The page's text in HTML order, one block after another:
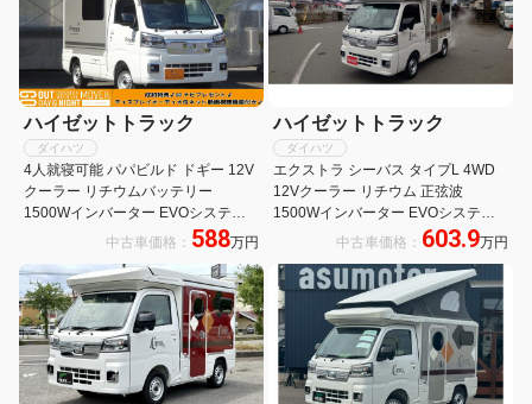
ハイゼットトラック
ダイハツ
4人就寝可能 パパビルド ドギー 12V
クーラー リチウムバッテリー
1500Wインバーター EVOシステム
アクリルウィンドウ ポップアップル
ーフ キャンピングカー キッチンシン
ク
中古車価格： 588万円
ハイゼットトラック
ダイハツ
エクストラ シーバス タイプL 4WD
12Vクーラー リチウム 正弦波
1500Wインバーター EVOシステム
外部充電システム FFヒーター FRP
ポップアップ 4名乗車 3名+子供1名
就寝
中古車価格： 603.9万円